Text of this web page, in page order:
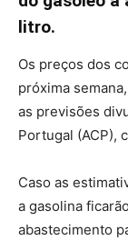
litro.
Os preços dos
próxima
as previsões
Portugal (ACP),
Caso as
a gasolina
abastecimento